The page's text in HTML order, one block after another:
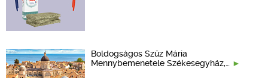
Boldogságos Szűz Mária
Mennybemenetele Székesegyház,…